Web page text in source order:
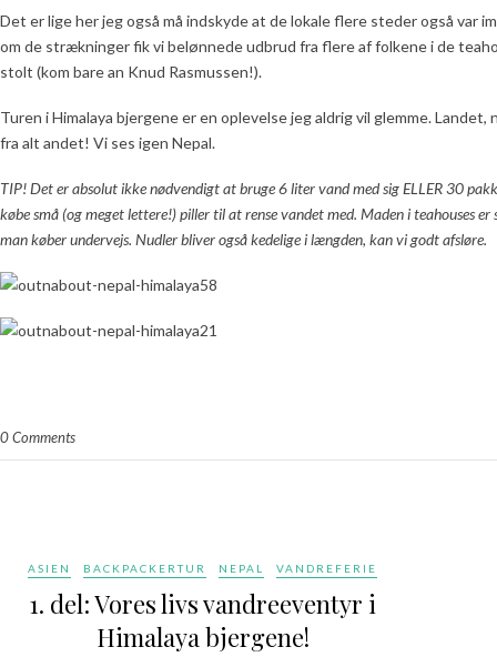
Det er lige her jeg også må indskyde at de lokale flere steder også var
om de strækninger fik vi belønnede udbrud fra flere af folkene i de
stolt (kom bare an Knud Rasmussen!).
Turen i Himalaya bjergene er en oplevelse jeg aldrig vil glemme.
fra alt andet! Vi ses igen Nepal.
TIP! Det er absolut ikke nødvendigt at bruge 6 liter vand med sig ELLER 30
købe små (og meget lettere!) piller til at rense vandet med. Maden i teahouses
man køber undervejs. Nudler bliver også kedelige i længden, kan vi godt afsløre.
0 Comments
ASIEN BACKPACKERTUR NEPAL VANDREFERIE
1. del: Vores livs vandreeventyr i
Himalaya bjergene!